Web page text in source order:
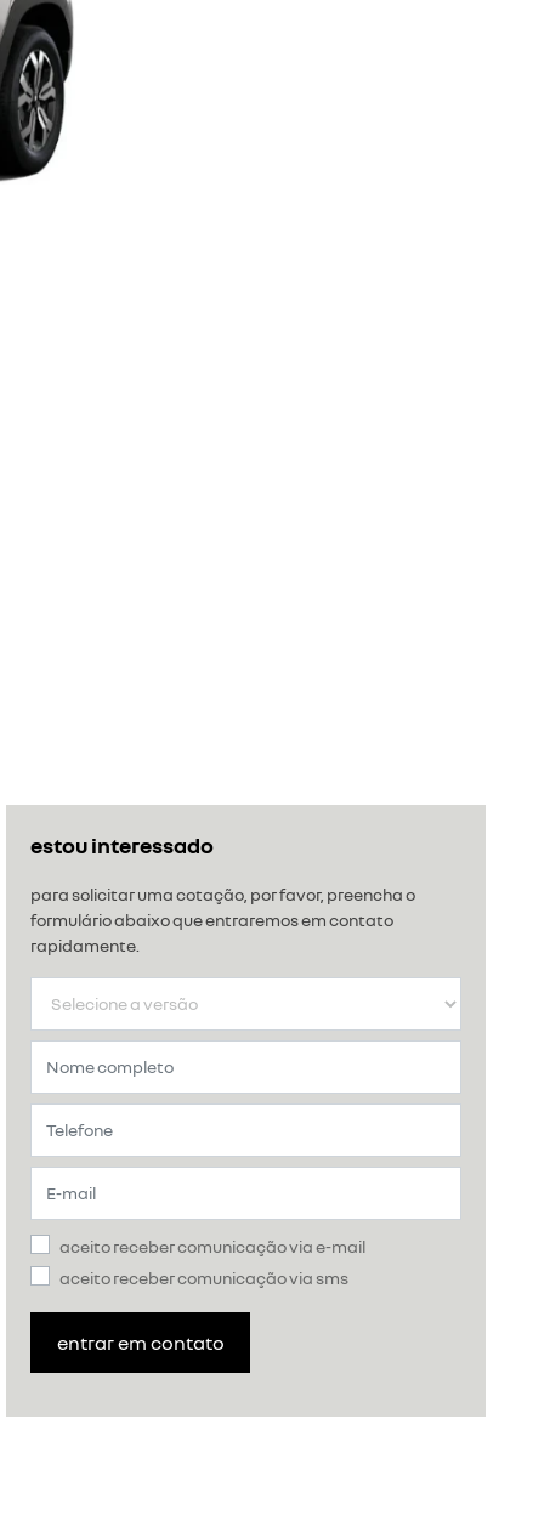
estou interessado
para solicitar uma cotação, por favor, preencha o
formulário abaixo que entraremos em contato
rapidamente.
aceito receber comunicação via e-mail
aceito receber comunicação via sms
entrar em contato